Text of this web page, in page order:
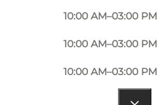
10:00 AM–03:00 PM
10:00 AM–03:00 PM
10:00 AM–03:00 PM